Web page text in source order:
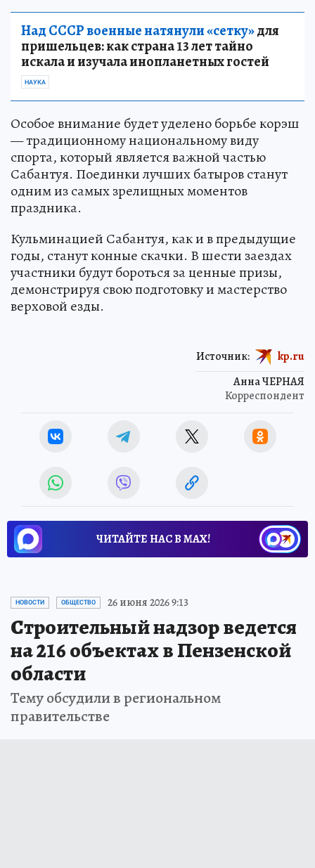
Над СССР военные натянули «сетку»для
пришельцев: как страна 13 лет тайно
искала и изучала инопланетных гостей
НАУКА
Особое внимание будет уделено борьбе корэш
— традиционному национальному виду
спорта, который является важной частью
Сабантуя. Поединки лучших батыров станут
одним из самых зрелищных моментов
праздника.
Кульминацией Сабантуя, как и в предыдущие
годы, станут конные скачки. В шести заездах
участники будут бороться за ценные призы,
демонстрируя свою подготовку и мастерство
верховой езды.
Анна ЧЕРНАЯ
Корреспондент
Источник: kp.ru
ЧИТАЙТЕ НАС В МАХ!
НОВОСТИ ОБЩЕСТВО 26 июня 2026 9:13
Строительный надзор ведется
на 216 объектах в Пензенской
области
Тему обсудили в региональном
правительстве